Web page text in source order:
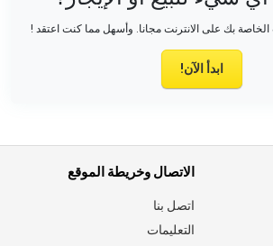
الخاصة بك على الانترنت مجانا. وأسهل مما كنت اعتقد !
ابدأ الآن!
الاتصال وخريطة الموقع
اتصل بنا
التعليمات